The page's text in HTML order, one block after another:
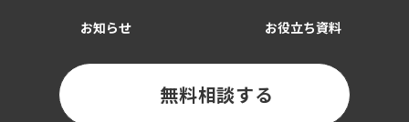
お知らせ お役立ち資料
無料相談する